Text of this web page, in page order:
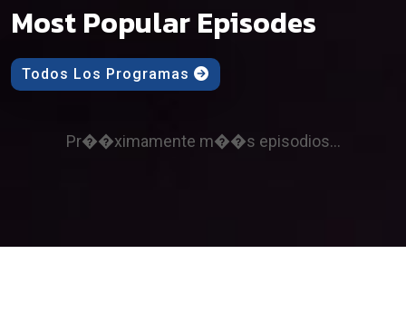
Most Popular Episodes
Todos Los Programas
Pr��ximamente m��s episodios...